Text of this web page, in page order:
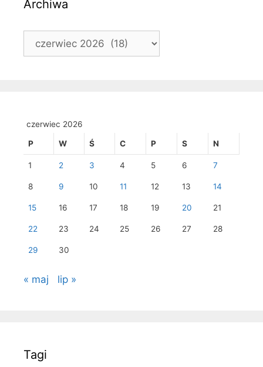
Archiwa
czerwiec 2026
P W Ś C P S N
1 2 3 4 5 6 7
8 9 10 11 12 13 14
15 16 17 18 19 20 21
22 23 24 25 26 27 28
29 30
« maj lip »
Tagi